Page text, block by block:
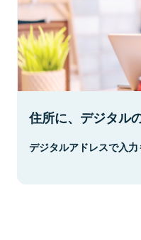
住所に、デジタル
デジタルアドレスで入力